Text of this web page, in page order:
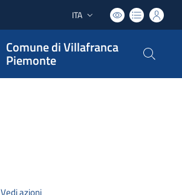
Lingua attiva:
ITA
Comune di Villafranca
Piemonte